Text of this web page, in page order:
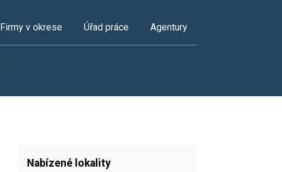
Firmy v okrese Úřad práce Agentury
Nabízené lokality